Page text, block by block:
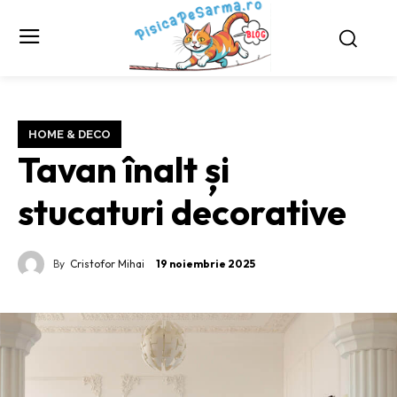
HOME & DECO
Tavan înalt și
stucaturi decorative
By Cristofor Mihai 19 noiembrie 2025